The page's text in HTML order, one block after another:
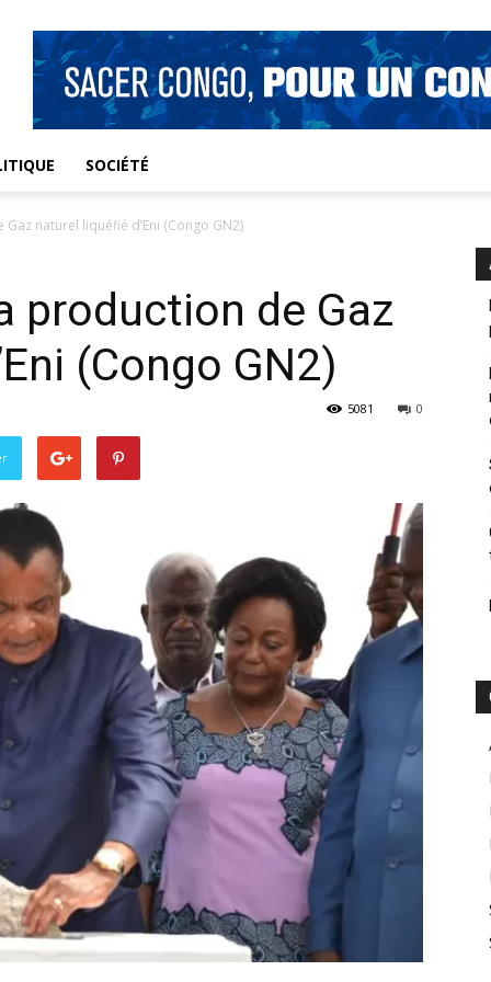
SOCIÉTÉ
naturel liquéfié d’Eni (Congo GN2)
production de Gaz
(Congo GN2)
0
5081